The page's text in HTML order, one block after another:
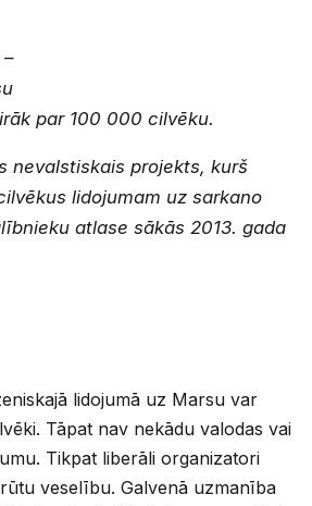
par 100 000 cilvēku.
nevalstiskais projekts, kurš
lidojumam uz sarkano
atlase sākās 2013. gada
lidojumā uz Marsu var
Tāpat nav nekādu valodas vai
Tikpat liberāli organizatori
veselību. Galvenā uzmanība